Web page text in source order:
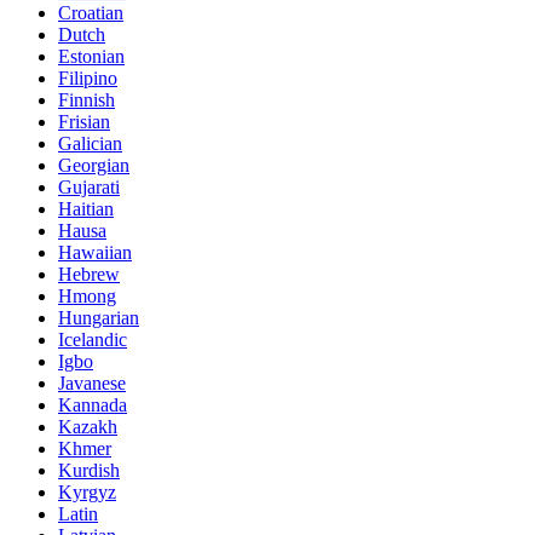
Croatian
Dutch
Estonian
Filipino
Finnish
Frisian
Galician
Georgian
Gujarati
Haitian
Hausa
Hawaiian
Hebrew
Hmong
Hungarian
Icelandic
Igbo
Javanese
Kannada
Kazakh
Khmer
Kurdish
Kyrgyz
Latin